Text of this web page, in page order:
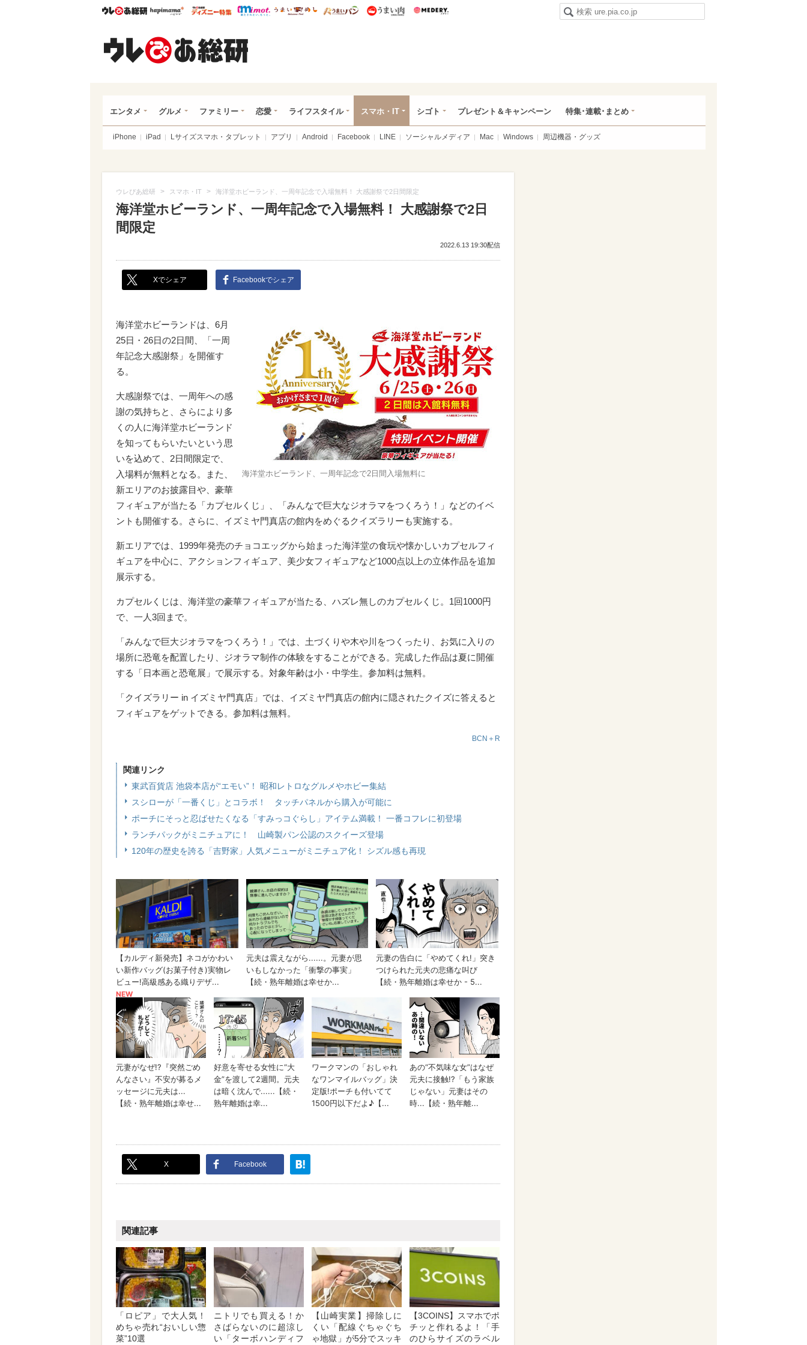
ウレぴあ総研ハピママ* ウレぴあ総研 ディズニー特集
mimot. うまいめし うまいパン うまい肉
エンタメ グルメ ファミリー 恋愛 ライフスタイル スマホ・IT シゴト プレゼント＆キャンペーン 特集･連載･まとめ
iPhone iPad Lサイズスマホ・タブレット アプリ Android Facebook LINE ソーシャルメディア Mac Windows 周辺機器・グッズ
ウレぴあ総研 > スマホ・IT > 海洋堂ホビーランド、一周年記念で入場無料！ 大感謝祭で2日間限定
海洋堂ホビーランド、一周年記念で入場無料！ 大感謝祭で2日
間限定
2022.6.13 19:30配信
Xでシェア Facebookでシェア
海洋堂ホビーランド、一周年記念で2日間入場無料に
海洋堂ホビーランドは、6月
25日・26日の2日間、「一周
年記念大感謝祭」を開催す
る。
大感謝祭では、一周年への感
謝の気持ちと、さらにより多
くの人に海洋堂ホビーランド
を知ってもらいたいという思
いを込めて、2日間限定で、
入場料が無料となる。また、
新エリアのお披露目や、豪華
フィギュアが当たる「カプセルくじ」、「みんなで巨大なジオラマをつくろう！」などのイベ
ントも開催する。さらに、イズミヤ門真店の館内をめぐるクイズラリーも実施する。
新エリアでは、1999年発売のチョコエッグから始まった海洋堂の食玩や懐かしいカプセルフィ
ギュアを中心に、アクションフィギュア、美少女フィギュアなど1000点以上の立体作品を追加
展示する。
カプセルくじは、海洋堂の豪華フィギュアが当たる、ハズレ無しのカプセルくじ。1回1000円
で、一人3回まで。
「みんなで巨大ジオラマをつくろう！」では、土づくりや木や川をつくったり、お気に入りの
場所に恐竜を配置したり、ジオラマ制作の体験をすることができる。完成した作品は夏に開催
する「日本画と恐竜展」で展示する。対象年齢は小・中学生。参加料は無料。
「クイズラリー in イズミヤ門真店」では、イズミヤ門真店の館内に隠されたクイズに答えると
フィギュアをゲットできる。参加料は無料。
BCN＋R
関連リンク
東武百貨店 池袋本店が“エモい”！ 昭和レトロなグルメやホビー集結
スシローが「一番くじ」とコラボ！ タッチパネルから購入が可能に
ポーチにそっと忍ばせたくなる「すみっコぐらし」アイテム満載！ 一番コフレに初登場
ランチパックがミニチュアに！ 山崎製パン公認のスクイーズ登場
120年の歴史を誇る「吉野家」人気メニューがミニチュア化！ シズル感も再現
X Facebook
関連記事
「ロピア」で大人気！
めちゃ売れ“おいしい惣
菜”10選
ニトリでも買える！か
さばらないのに超涼し
い「ターボハンディフ
【山崎実業】掃除しに
くい「配線ぐちゃぐち
ゃ地獄」が5分でスッキ
【3COINS】スマホでポ
チッと作れるよ！「手
のひらサイズのラベル